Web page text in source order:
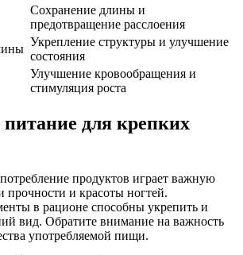
Сохранение длины и
предотвращение расслоения
Укрепление структуры и улучшение
состояния
Улучшение кровообращения и
стимуляция роста
для крепких
продуктов играет важную
прочности и красоты ногтей.
в рационе способны укрепить и
вид. Обратите внимание на важность
употребляемой пищи.